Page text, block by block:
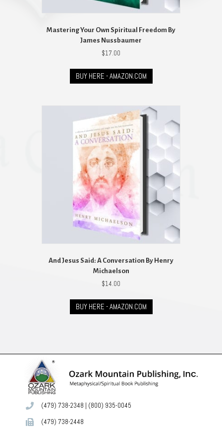
Mastering Your Own Spiritual Freedom By
James Nussbaumer
$17.00
BUY HERE - AMAZON.COM
And Jesus Said: A Conversation By Henry
Michaelson
$14.00
BUY HERE - AMAZON.COM
(479) 738-2348 | (800) 935-0045
(479) 738-2448